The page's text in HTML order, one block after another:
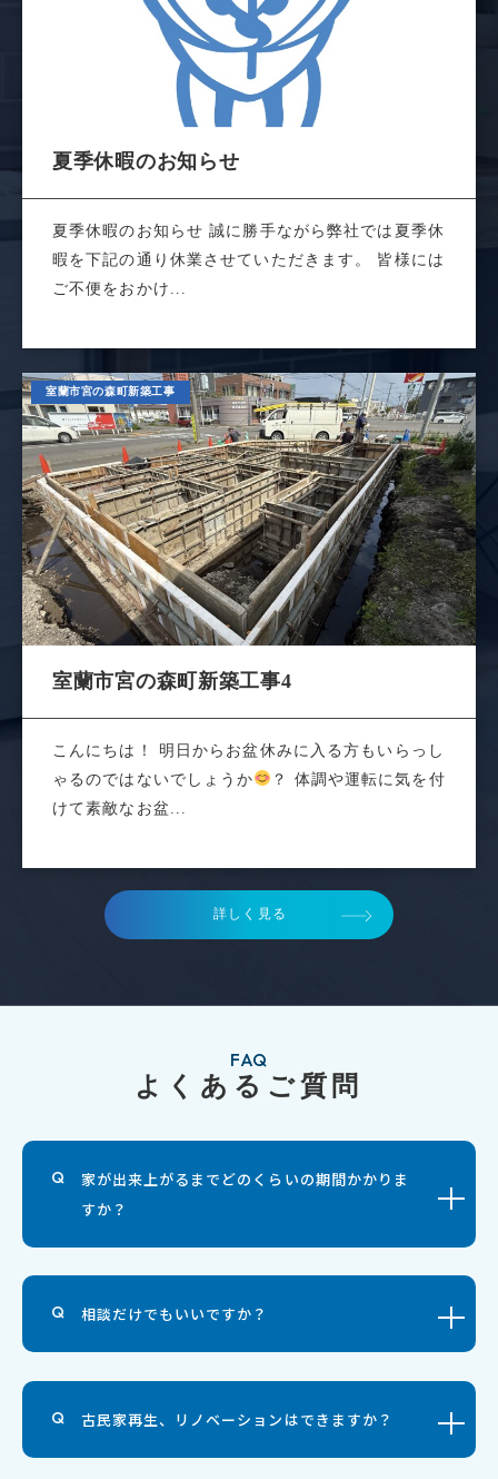
夏季休暇のお知らせ
夏季休暇のお知らせ 誠に勝手ながら弊社では夏季休
暇を下記の通り休業させていただきます。 皆様には
ご不便をおかけ...
室蘭市宮の森町新築工事
室蘭市宮の森町新築工事4
こんにちは！ 明日からお盆休みに入る方もいらっし
ゃるのではないでしょうか
？ 体調や運転に気を付
けて素敵なお盆...
詳しく見る
FAQ
よくあるご質問
家が出来上がるまでどのくらいの期間かかりま
すか？
相談だけでもいいですか？
古民家再生、リノベーションはできますか？